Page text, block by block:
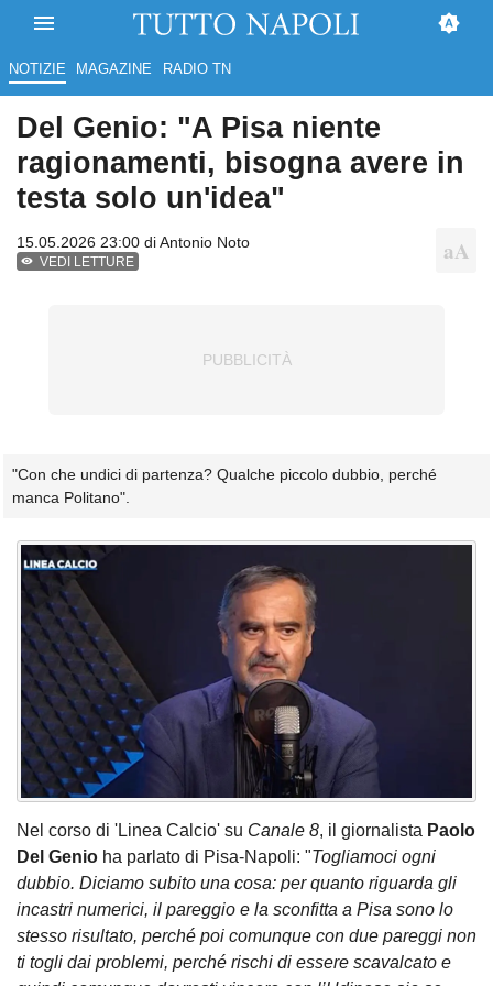
NOTIZIE MAGAZINE RADIO TN
Del Genio: "A Pisa niente
ragionamenti, bisogna avere in
testa solo un'idea"
15.05.2026 23:00 diAntonio Noto
VEDI LETTURE
"Con che undici di partenza? Qualche piccolo dubbio, perché
manca Politano".
Nel corso di 'Linea Calcio' su Canale 8, il giornalista Paolo
Del Genio ha parlato di Pisa-Napoli: "Togliamoci ogni
dubbio. Diciamo subito una cosa: per quanto riguarda gli
incastri numerici, il pareggio e la sconfitta a Pisa sono lo
stesso risultato, perché poi comunque con due pareggi non
ti togli dai problemi, perché rischi di essere scavalcato e